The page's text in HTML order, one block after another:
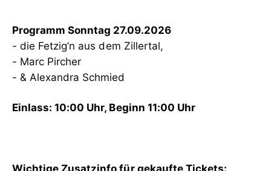
Programm Sonntag 27.09.2026
- die Fetzig’n aus dem Zillertal,
- Marc Pircher
- & Alexandra Schmied
Einlass: 10:00 Uhr, Beginn 11:00 Uhr